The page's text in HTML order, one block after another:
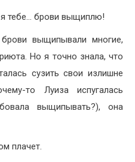
тебе… брови выщиплю!
выщипывали многие,
Но я точно знала, что
сузить свои излишне
то Луиза испугалась
выщипывать?), она
плачет.